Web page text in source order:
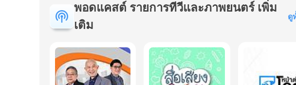
พอดแคสต์ รายการทีวีและภาพยนตร์ เพิ่ม
เติม
ดู